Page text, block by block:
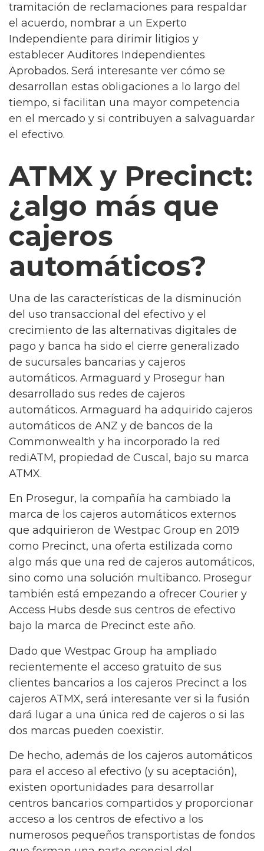
tramitación de reclamaciones para respaldar
el acuerdo, nombrar a un Experto
Independiente para dirimir litigios y
establecer Auditores Independientes
Aprobados. Será interesante ver cómo se
desarrollan estas obligaciones a lo largo del
tiempo, si facilitan una mayor competencia
en el mercado y si contribuyen a salvaguardar
el efectivo.
ATMX y Precinct:
¿algo más que
cajeros
automáticos?
Una de las características de la disminución
del uso transaccional del efectivo y el
crecimiento de las alternativas digitales de
pago y banca ha sido el cierre generalizado
de sucursales bancarias y cajeros
automáticos. Armaguard y Prosegur han
desarrollado sus redes de cajeros
automáticos. Armaguard ha adquirido cajeros
automáticos de ANZ y de bancos de la
Commonwealth y ha incorporado la red
rediATM, propiedad de Cuscal, bajo su marca
ATMX.
En Prosegur, la compañía ha cambiado la
marca de los cajeros automáticos externos
que adquirieron de Westpac Group en 2019
como Precinct, una oferta estilizada como
algo más que una red de cajeros automáticos,
sino como una solución multibanco. Prosegur
también está empezando a ofrecer Courier y
Access Hubs desde sus centros de efectivo
bajo la marca de Precinct este año.
Dado que Westpac Group ha ampliado
recientemente el acceso gratuito de sus
clientes bancarios a los cajeros Precinct a los
cajeros ATMX, será interesante ver si la fusión
dará lugar a una única red de cajeros o si las
dos marcas pueden coexistir.
De hecho, además de los cajeros automáticos
para el acceso al efectivo (y su aceptación),
existen oportunidades para desarrollar
centros bancarios compartidos y proporcionar
acceso a los centros de efectivo a los
numerosos pequeños transportistas de fondos